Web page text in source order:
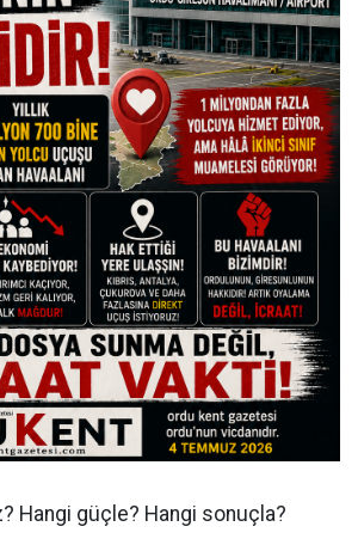
Hangi güçle? Hangi sonuçla?